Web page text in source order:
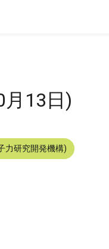
13日)
力研究開発機構)